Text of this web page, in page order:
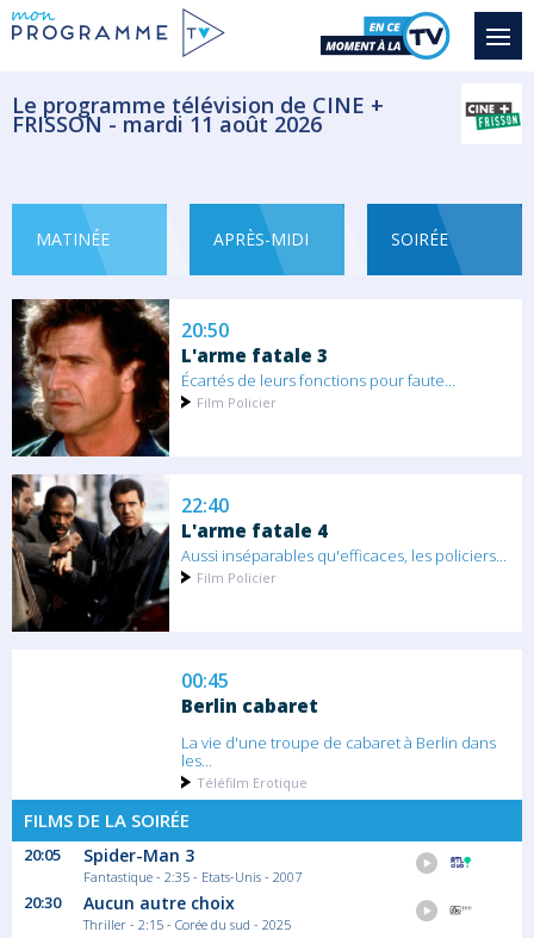
Le programme télévision de CINE +
FRISSON - mardi 11 août 2026
MATINÉE APRÈS-MIDI SOIRÉE
Gabriel Carré, le patron de la Brigade de...
Léo est un avocat promis à un grand
avenir....
Film Thriller
20:50
L'arme fatale 3
Écartés de leurs fonctions pour faute...
Film Policier
22:40
L'arme fatale 4
Aussi inséparables qu'efficaces, les policiers...
Film Policier
00:45
Berlin cabaret
La vie d'une troupe de cabaret à Berlin dans
les...
Téléfilm Erotique
01:55
Smile 2
À l'aube d'une nouvelle tournée mondiale,
FILMS DE LA SOIRÉE
20:05 Spider-Man 3
Fantastique - 2:35 - Etats-Unis - 2007
20:30 Aucun autre choix
Thriller - 2:15 - Corée du sud - 2025